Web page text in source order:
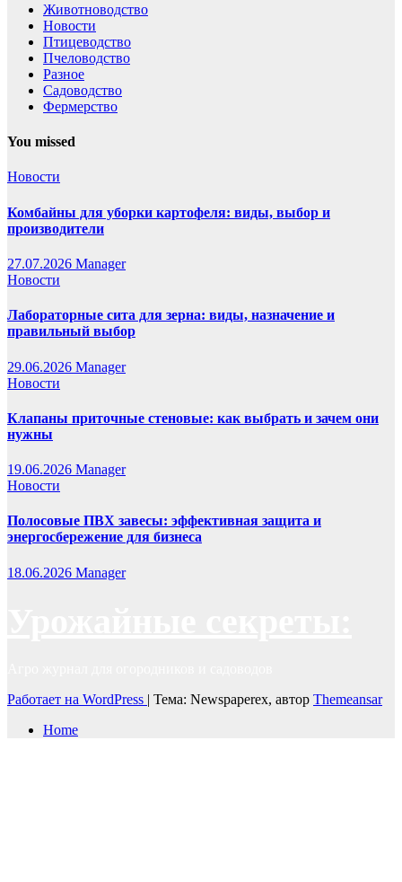
Животноводство
Новости
Птицеводство
Пчеловодство
Разное
Садоводство
Фермерство
You missed
Новости
Комбайны для уборки картофеля: виды, выбор и
производители
27.07.2026 Manager
Новости
Лабораторные сита для зерна: виды, назначение и
правильный выбор
29.06.2026 Manager
Новости
Клапаны приточные стеновые: как выбрать и зачем они
нужны
19.06.2026 Manager
Новости
Полосовые ПВХ завесы: эффективная защита и
энергосбережение для бизнеса
18.06.2026 Manager
Работает на WordPress | Тема: Newspaperex, автор Themeansar
Home